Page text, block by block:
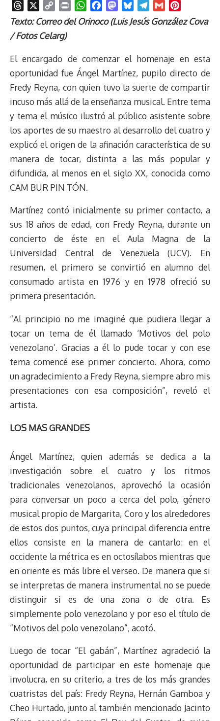
h
e
d
s
o
y
L
i
n
k
r
t
W
h
A
p
p
a
o
o
k
M
a
d
o
n
l
s
k
y
e
r
a
m
m
i
r
e
s
t
Texto: Correo del Orinoco (Luis Jesús González Cova
/ Fotos Celarg)
El encargado de comenzar el homenaje en esta
oportunidad fue Ángel Martínez, pupilo directo de
Fredy Reyna, con quien tuvo la suerte de compartir
incuso más allá de la enseñanza musical. Entre tema
y tema el músico ilustró al público asistente sobre
los aportes de su maestro al desarrollo del cuatro y
explicó el origen de la afinación característica de su
manera de tocar, distinta a las más popular y
difundida, al menos en el siglo XX, conocida como
CAM BUR PIN TÓN.
Martínez contó inicialmente su primer contacto, a
sus 18 años de edad, con Fredy Reyna, durante un
concierto de éste en el Aula Magna de la
Universidad Central de Venezuela (UCV). En
resumen, el primero se convirtió en alumno del
consumado artista en 1976 y en 1978 ofreció su
primera presentación.
“Al principio no me imaginé que pudiera llegar a
tocar un tema de él llamado ‘Motivos del polo
venezolano’. Gracias a él lo pude tocar y con ese
tema comencé ese primer concierto. Ahora, como
un agradecimiento a Fredy Reyna, siempre abro mis
presentaciones con esa composición”, reveló el
artista.
LOS MAS GRANDES
Ángel Martínez, quien además se dedica a la
investigación sobre el cuatro y los ritmos
tradicionales venezolanos, aprovechó la ocasión
para conversar un poco a cerca del polo, género
musical propio de Margarita, Coro y los alrededores
de estos dos puntos, cuya principal diferencia entre
ellos consiste en la manera de cantarlo: en el
occidente la métrica es en octosílabos mientras que
en oriente es más libre el verseo. De manera que si
se interpretas de manera instrumental no se puede
distinguir si es de una zona o de otra. Es
simplemente polo venezolano y por eso el título de
“Motivos del polo venezolano”, acotó.
Luego de tocar “El gabán”, Martínez agradeció la
oportunidad de participar en este homenaje que
involucra, en su criterio, a tres de los más grandes
cuatristas del país: Fredy Reyna, Hernán Gamboa y
Cheo Hurtado, junto al también mencionado Jacinto